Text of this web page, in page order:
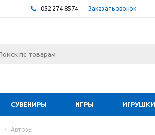
052 274 8574 Заказать звонок
СУВЕНИРЫ ИГРЫ ИГРУШКИ
- Авторы